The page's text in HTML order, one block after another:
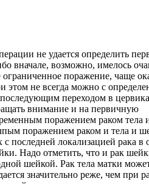
не удается определить
вначале, возможно, имелось
ограниченное поражение, чаще
этом не всегда можно с
переходом в
внимание и на первичную
поражением раком тела
поражением раком и тела и
последней локализацией рака в
Надо отметить, что и рак
шейкой. Рак тела матки
значительно реже, чем при